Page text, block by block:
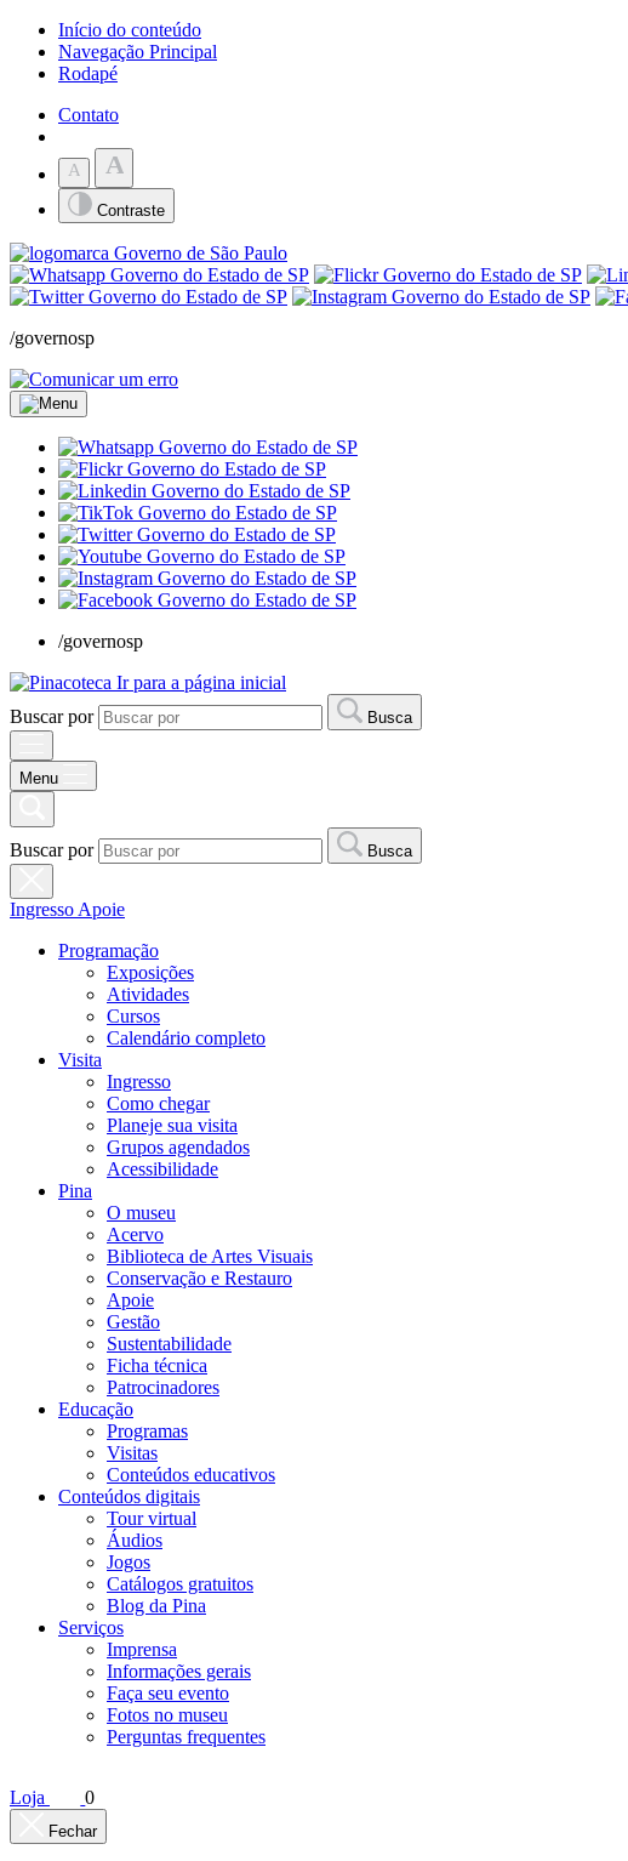
Início do conteúdo
Navegação Principal
Rodapé
Contato
A A
Contraste
/governosp
/governosp
Ir para a página inicial
Buscar por
Busca
Menu
Buscar por Busca
Ingresso Apoie
Programação
Exposições
Atividades
Cursos
Calendário completo
Visita
Ingresso
Como chegar
Planeje sua visita
Grupos agendados
Acessibilidade
Pina
O museu
Acervo
Biblioteca de Artes Visuais
Conservação e Restauro
Apoie
Gestão
Sustentabilidade
Ficha técnica
Patrocinadores
Educação
Programas
Visitas
Conteúdos educativos​
Conteúdos digitais
Tour virtual
Áudios
Jogos
Catálogos gratuitos
Blog da Pina
Serviços
Imprensa
Informações gerais
Faça seu evento
Fotos no museu
Perguntas frequentes
Loja 0
Fechar